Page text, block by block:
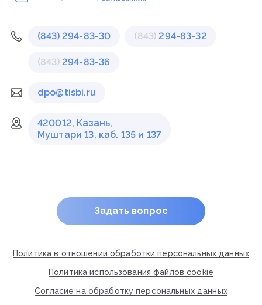
(843) 294-83-30 (843) 294-83-32
(843)294-83-36
dpo@tisbi.ru
420012, Казань,
Муштари 13, каб. 135 и 137
Задать вопрос
Политика в отношении обработки персональных данных
Политика использования файлов cookie
Согласие на обработку персональных данных